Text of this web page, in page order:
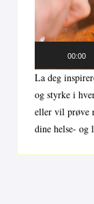
00:00
La deg
og styrke i
eller vil prøve
dine helse- og